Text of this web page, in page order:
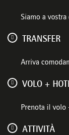
Siamo a
TRANSFER
Arriva
VOLO +
Prenota il
ATTIVITÀ